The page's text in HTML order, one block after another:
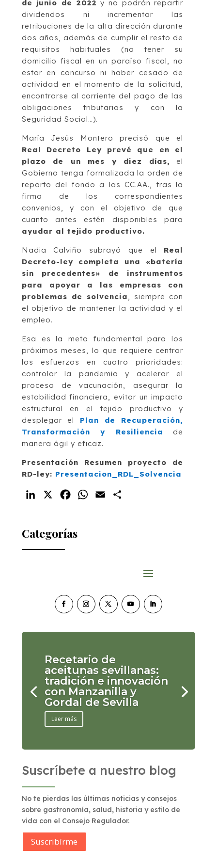
de junio de 2022 y no podrán repartir
dividendos ni incrementar las
retribuciones de la alta dirección durante
dos años, además de cumplir el resto de
requisitos habituales (no tener su
domicilio fiscal en un paraíso fiscal, no
estar en concurso ni haber cesado de
actividad en el momento de la solicitud,
encontrarse al corriente del pago de las
obligaciones tributarias y con la
Seguridad Social…).
María Jesús Montero precisó que el
Real Decreto Ley prevé que en el
plazo de un mes y diez días, el
Gobierno tenga formalizada la orden de
reparto del fondo a las CC.AA., tras la
firma de los correspondientes
convenios, y con el objetivo de que
cuanto antes estén disponibles para
ayudar al tejido productivo.
Nadia Calviño subrayó que el Real
Decreto-ley completa una «batería
sin precedentes» de instrumentos
para apoyar a las empresas con
problemas de solvencia, siempre con
el objetivo de mantener la actividad y el
empleo.
Esa es la meta fundamental para los
próximos meses, lo que requiere centrar
los esfuerzos en cuatro prioridades:
controlar la pandemia y acelerar el
proceso de vacunación, asegurar la
estabilidad financiera, evitar un impacto
estructural en el tejido productivo y
desplegar el Plan de Recuperación,
Transformación y Resiliencia de
manera ágil y eficaz.
Presentación Resumen proyecto de
RD-ley: Presentacion_RDL_Solvencia
LinkedIn FacebookWhatsApp
Email
Categorías
Recetario de
aceitunas sevillanas:
tradición e innovación
con Manzanilla y
Gordal de Sevilla
Leer más
Suscríbete a nuestro blog
No te pierdas las últimas noticias y consejos
sobre gastronomía, salud, historia y estilo de
vida con el Consejo Regulador.
Suscribírme